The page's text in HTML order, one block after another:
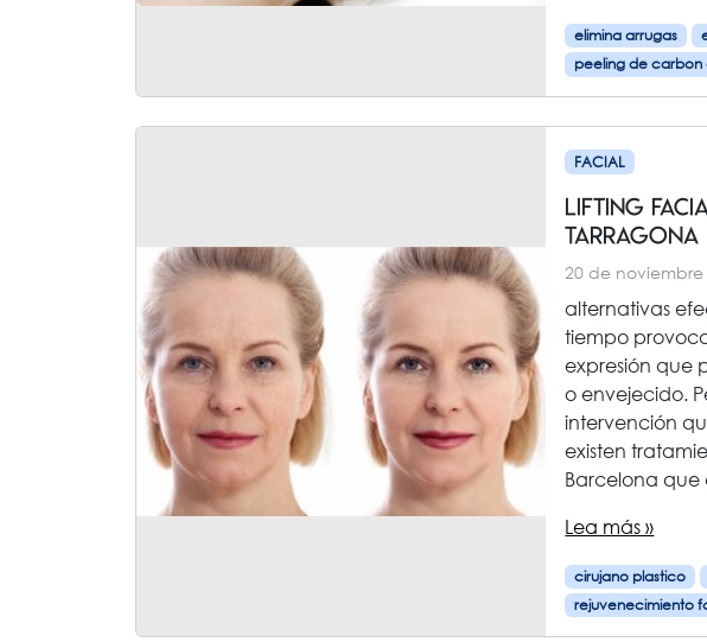
elimina arrugas
peeling de
FACIAL
Lifting
TARRAGONA
20 de noviembre
alternativas
tiempo
expresión que
o envejecido.
intervención
existen
Barcelona
Lea más »
cirujano plastico
rejuvenecimiento